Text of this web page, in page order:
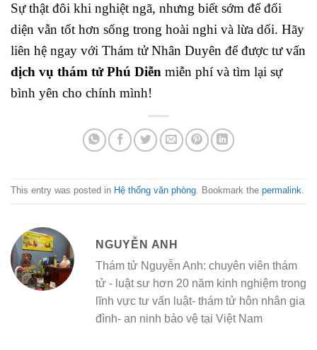
Sự thật đôi khi nghiệt ngã, nhưng biết sớm để đối
diện vẫn tốt hơn sống trong hoài nghi và lừa dối. Hãy
liên hệ ngay với Thám tử Nhân Duyên để được tư vấn
dịch vụ thám tử Phú Diễn miễn phí và tìm lại sự
bình yên cho chính mình!
This entry was posted in Hệ thống văn phòng . Bookmark the permalink
NGUYỄN ANH
Thám tử Nguyễn Anh: chuyên viên thám
tử - luật sư hơn 20 năm kinh nghiệm trong
lĩnh vực tư vấn luật- thám tử hôn nhân gia
đình- an ninh bảo vệ tại Việt Nam